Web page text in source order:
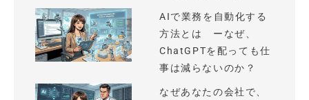
AIで業務を自動化する
方法とは ーなぜ、
ChatGPTを配っても仕
事は減らないのか？
なぜあなたの会社で、